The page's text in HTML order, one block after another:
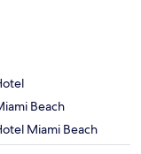
Beach
Miami Beach